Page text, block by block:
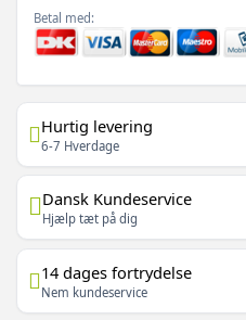
Betal med:
Hurtig levering
6-7 Hverdage
Dansk Kundeservice
Hjælp tæt på dig
14 dages fortrydelse
Nem kundeservice